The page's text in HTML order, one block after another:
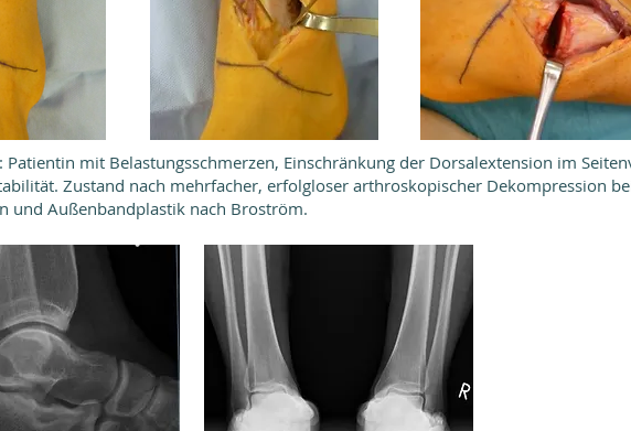
mit Belastungsschmerzen, Einschränkung der Dorsalextension im
Zustand nach mehrfacher, erfolgloser arthroskopischer Dekompression
und Außenbandplastik nach Broström.